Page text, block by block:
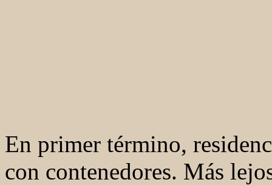
En primer término,
con contenedores. Más